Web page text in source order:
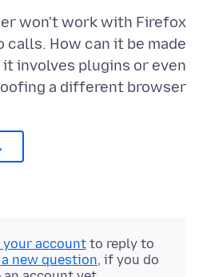
won't work with Firefox
calls. How can it be made
involves plugins or even
a different browser?
accountto reply to
new question, if you do